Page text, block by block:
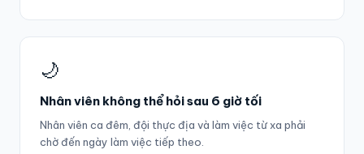
🌙
Nhân viên không thể hỏi sau 6 giờ tối
Nhân viên ca đêm, đội thực địa và làm việc từ xa phải
chờ đến ngày làm việc tiếp theo.